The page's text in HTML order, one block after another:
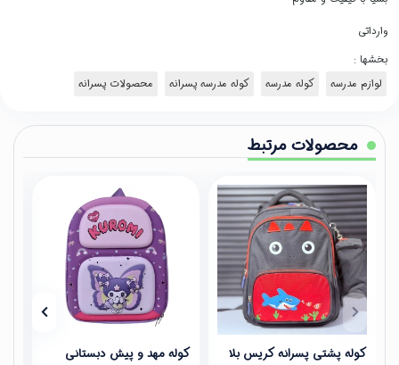
وارداتی
بخشها :
لوازم مدرسه
کوله مدرسه کوله مدرسه پسرانه محصولات پسرانه
محصولات مرتبط
کوله پشتی پسرانه کریس بلا
کوله مهد و پیش دبستانی